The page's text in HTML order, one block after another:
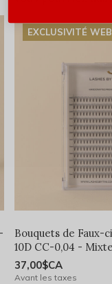
EXCLUSIVITÉ WEB
Bouquets de Faux-
10D CC-0,04 -
37,00$CA
Avant les taxes